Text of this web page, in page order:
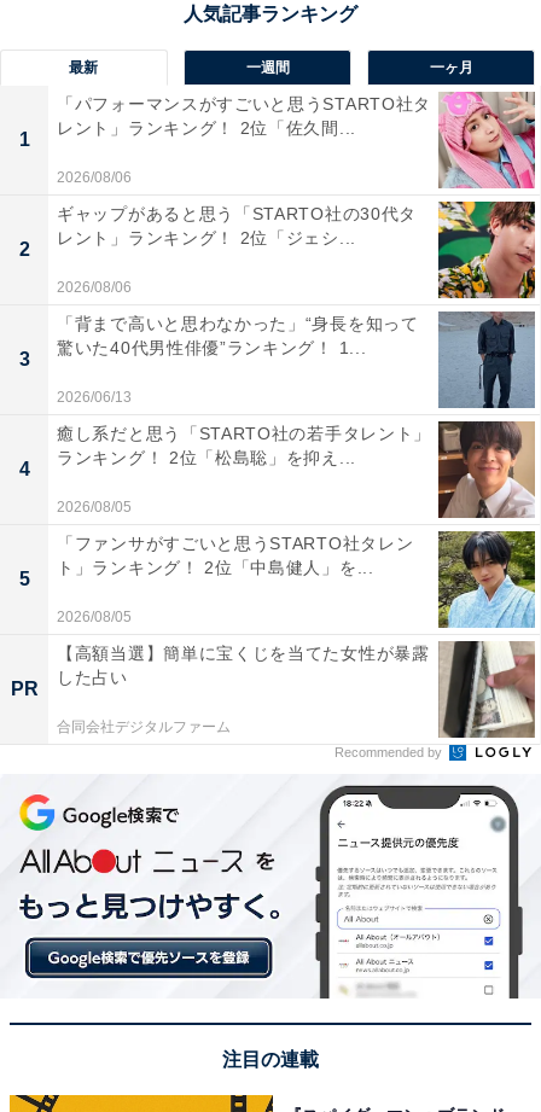
地域性を感じる。観光色が強すぎず、生活に根付いた佐
まりました。
1位：有田焼チーズケーキ（有田テラス）／99票
1位に輝いたのは、「有田焼チーズケーキ」でした。こ
だわりのクリームチーズをぜいたくに使った濃厚なケー
キが、本場・有田焼の美しい器に入った逸品。佐賀が誇
る伝統工芸と美食が融合したスタイルが、圧倒的な支持
を集めてトップとなりました。
回答者からは「有田焼の名前が入っているから、一目で
佐賀のお土産とわかっていい。味もいい」（20代女性／
新潟県）、「あまり見ない入れ物で、食べるのがとても
楽しかったです！周りの人に配る時に話題性もあり、と
ても楽しんで食べてもらえるものだからです！」（20代
男性／大阪府）、「有田焼の名前が全国的に有名で、や
っぱりこれかなと思ったからです」（50代男性／新潟
県）といった声が集まりました。
最新 一週間 一ヶ月
1
「パフォーマンスがすごいと思うSTARTO社タ
レント」ランキング！ 2位「佐久間...
2026/08/06
2
ギャップがあると思う「STARTO社の30代タ
レント」ランキング！ 2位「ジェシ...
2026/08/06
3
「背まで高いと思わなかった」“身長を知って
驚いた40代男性俳優”ランキング！ 1...
2026/06/13
4
癒し系だと思う「STARTO社の若手タレント」
ランキング！ 2位「松島聡」を抑え...
2026/08/05
5
「ファンサがすごいと思うSTARTO社タレン
ト」ランキング！ 2位「中島健人」を...
2026/08/05
PR
【高額当選】簡単に宝くじを当てた女性が暴露
した占い
合同会社デジタルファーム
Recommended by
注目の連載